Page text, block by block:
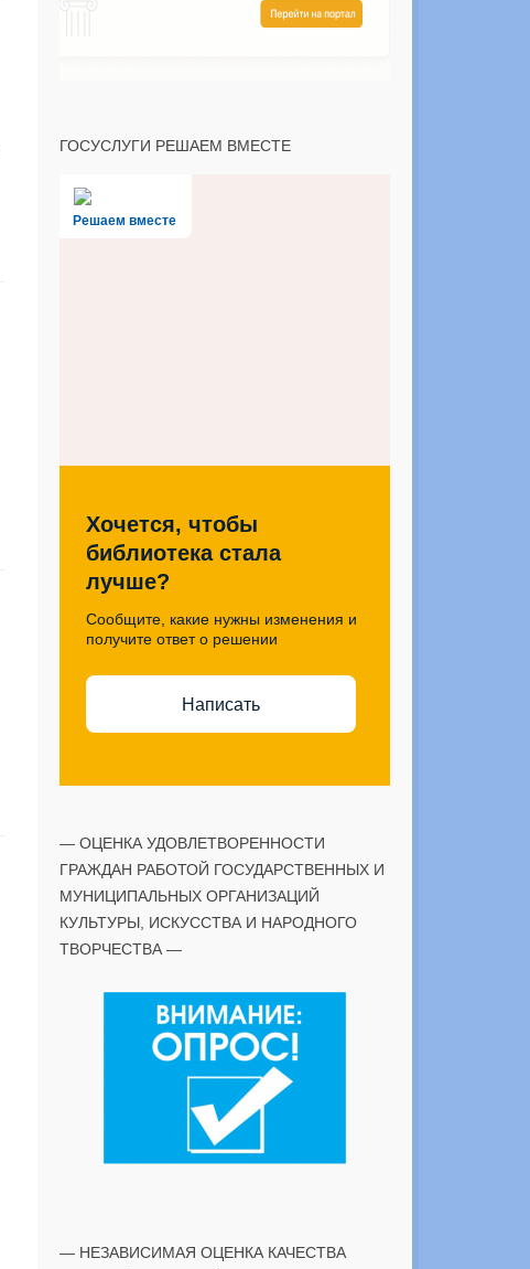
ГОСУСЛУГИ РЕШАЕМ ВМЕСТЕ
Решаем вместе
Хочется, чтобы
библиотека стала
лучше?
Сообщите, какие нужны изменения и
получите ответ о решении
Написать
— ОЦЕНКА УДОВЛЕТВОРЕННОСТИ
ГРАЖДАН РАБОТОЙ ГОСУДАРСТВЕННЫХ И
МУНИЦИПАЛЬНЫХ ОРГАНИЗАЦИЙ
КУЛЬТУРЫ, ИСКУССТВА И НАРОДНОГО
ТВОРЧЕСТВА —
— НЕЗАВИСИМАЯ ОЦЕНКА КАЧЕСТВА